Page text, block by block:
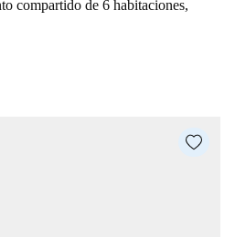
compartido de 6 habitaciones,